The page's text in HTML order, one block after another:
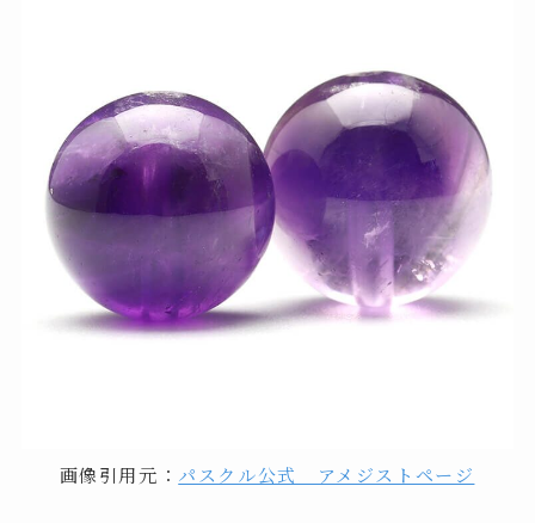
画像引用元： パスクル公式 アメジストページ